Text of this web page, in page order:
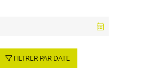
FILTRER PAR DATE